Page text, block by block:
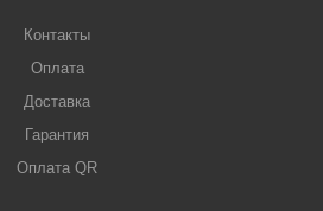
Контакты
Оплата
Доставка
Гарантия
Оплата QR